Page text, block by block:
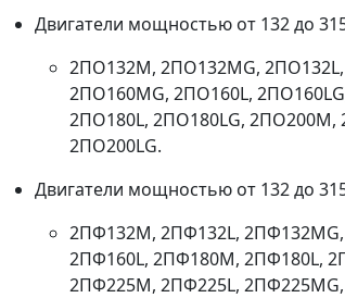
Двигатели мощностью от 132 до
2ПО132M, 2ПО132MG,
2ПО160MG, 2ПО160L,
2ПО180L, 2ПО180LG, 2ПО200M,
2ПО200LG.
Двигатели мощностью от 132 до
2ПФ132M, 2ПФ132L,
2ПФ160L, 2ПФ180M, 2ПФ180L,
2ПФ225M, 2ПФ225L,